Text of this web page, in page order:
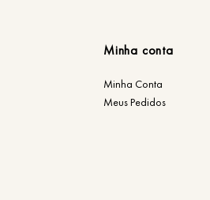
Minha conta
Minha Conta
Meus Pedidos